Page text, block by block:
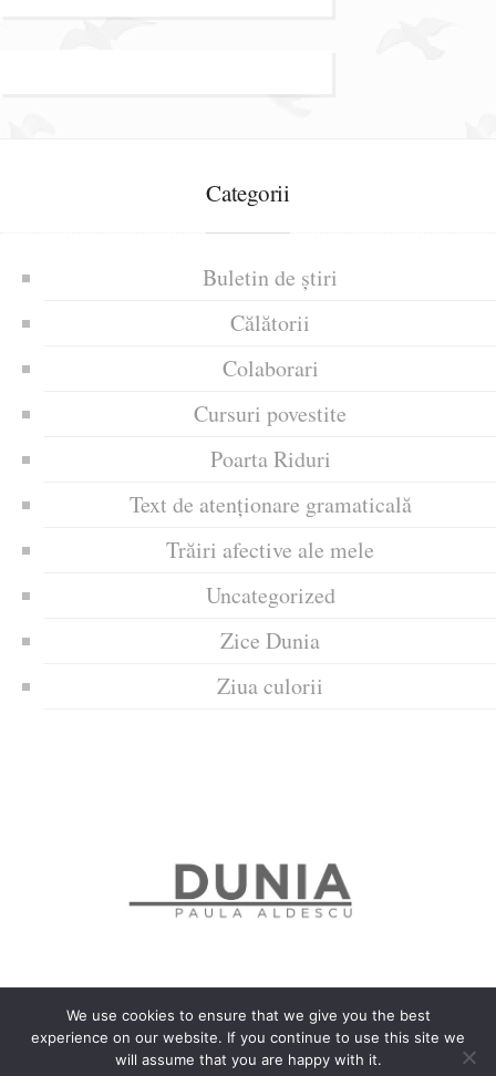
Categorii
Buletin de știri
Călătorii
Colaborari
Cursuri povestite
Poarta Riduri
Text de atenționare gramaticală
Trăiri afective ale mele
Uncategorized
Zice Dunia
Ziua culorii
Politica de confidențialitate
Politică privind fișierele cookies
We use cookies to ensure that we give you the best
experience on our website. If you continue to use this site we
will assume that you are happy with it.